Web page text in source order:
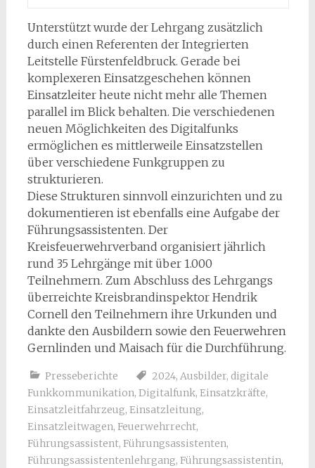
Unterstützt wurde der Lehrgang zusätzlich
durch einen Referenten der Integrierten
Leitstelle Fürstenfeldbruck. Gerade bei
komplexeren Einsatzgeschehen können
Einsatzleiter heute nicht mehr alle Themen
parallel im Blick behalten. Die verschiedenen
neuen Möglichkeiten des Digitalfunks
ermöglichen es mittlerweile Einsatzstellen
über verschiedene Funkgruppen zu
strukturieren.
Diese Strukturen sinnvoll einzurichten und zu
dokumentieren ist ebenfalls eine Aufgabe der
Führungsassistenten. Der
Kreisfeuerwehrverband organisiert jährlich
rund 35 Lehrgänge mit über 1.000
Teilnehmern. Zum Abschluss des Lehrgangs
überreichte Kreisbrandinspektor Hendrik
Cornell den Teilnehmern ihre Urkunden und
dankte den Ausbildern sowie den Feuerwehren
Gernlinden und Maisach für die Durchführung.
Presseberichte 2024, Ausbilder, digitale
Funkkommunikation, Digitalfunk, Einsatzkräfte,
Einsatzleitfahrzeug, Einsatzleitung,
Einsatzleitwagen, Feuerwehrrecht,
Führungsassistent, Führungsassistenten,
Führungsassistentenlehrgang, Führungsassistentin,